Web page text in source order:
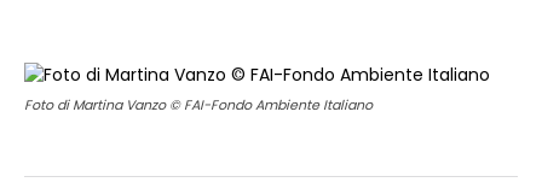
Foto di Martina Vanzo © FAI-Fondo Ambiente Italiano